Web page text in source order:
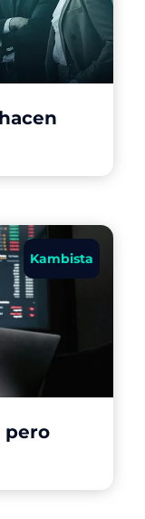
Kambista
pero